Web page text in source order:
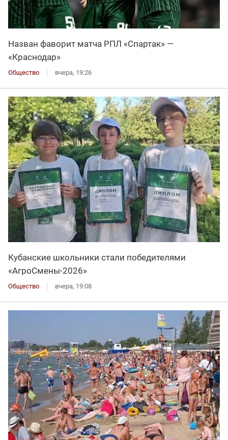
Назван фаворит матча РПЛ «Спартак» —
«Краснодар»
Общество вчера, 19:26
Кубанские школьники стали победителями
«АгроСмены-2026»
Общество вчера, 19:08